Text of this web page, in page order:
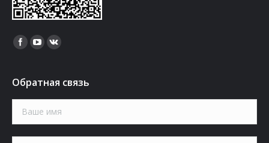
Найдите нас:
Обратная связь